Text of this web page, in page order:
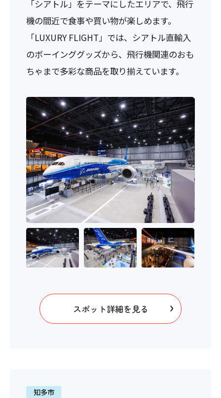
「シアトル」をテーマにしたエリアで、飛行
機の間近で食事や買い物が楽しめます。
「LUXURY FLIGHT」では、シアトル直輸入
のボーインググッズから、飛行機関連のおも
ちゃまで多彩な商品を取り揃えています。
スポット詳細を見る
知多市